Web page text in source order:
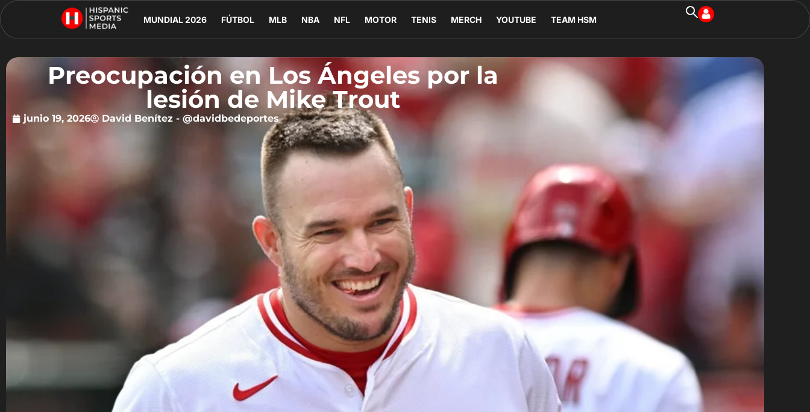
MUNDIAL 2026 FÚTBOL MLB NBA NFL MOTOR TENIS MERCH YOUTUBE TEAM HSM
Preocupación en Los Ángeles por la
lesión de Mike Trout
junio 19, 2026 David Benítez - @davidbedeportes